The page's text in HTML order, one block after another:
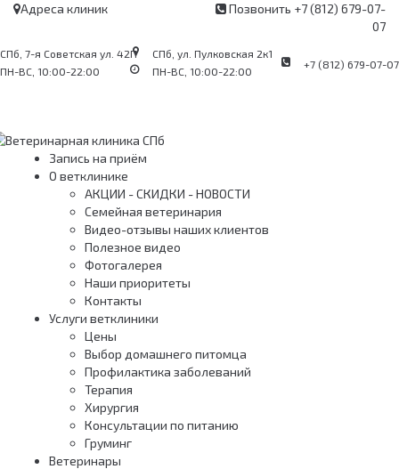
Адреса клиник Позвонить +7 (812) 679-07-
07
СПб, 7-я Советская ул. 42П
ПН-ВС, 10:00-22:00
СПб, ул. Пулковская 2к1
ПН-ВС, 10:00-22:00
+7 (812) 679-07-07
Запись на приём
О ветклинике
АКЦИИ - СКИДКИ - НОВОСТИ
Семейная ветеринария
Видео-отзывы наших клиентов
Полезное видео
Фотогалерея
Наши приоритеты
Контакты
Услуги ветклиники
Цены
Выбор домашнего питомца
Профилактика заболеваний
Терапия
Хирургия
Консультации по питанию
Груминг
Ветеринары